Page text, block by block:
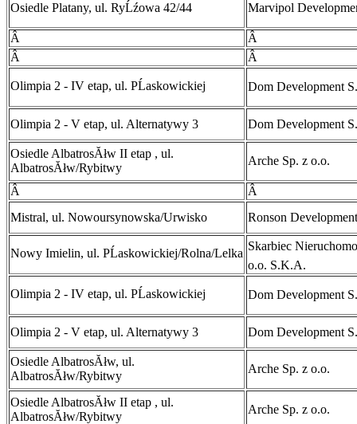
Osiedle Platany, ul. RyĹźowa 42/44 Marvipol
Â
Â
Â
Â
Olimpia 2 - IV etap, ul. PĹaskowickiej Dom Development
Olimpia 2 - V etap, ul. Alternatywy 3 Dom Development
Osiedle AlbatrosĂłw II etap , ul.
AlbatrosĂłw/Rybitwy
Arche Sp. z o.o.
Â
Â
Mistral, ul. Nowoursynowska/Urwisko
Ronson
Nowy Imielin, ul. PĹaskowickiej/Rolna/Lelka
Skarbiec
o.o. S.K.A.
Olimpia 2 - IV etap, ul. PĹaskowickiej Dom Development
Olimpia 2 - V etap, ul. Alternatywy 3 Dom Development
Osiedle AlbatrosĂłw, ul.
AlbatrosĂłw/Rybitwy
Arche Sp. z o.o.
Osiedle AlbatrosĂłw II etap , ul.
AlbatrosĂłw/Rybitwy
Arche Sp. z o.o.